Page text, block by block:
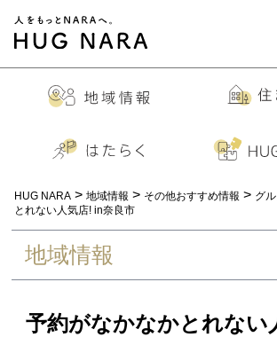
HUG NARA > 地域情報 > その他おすすめ情報 > グ
とれない人気店! in奈良市
地域情報
予約がなかなかとれない